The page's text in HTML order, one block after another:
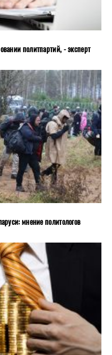
политпартий, - эксперт
мнение политологов